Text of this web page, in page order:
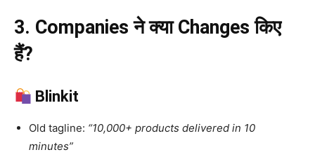
3. Companies ने क्या Changes किए
हैं?
Blinkit
Old tagline: “10,000+ products delivered in 10
minutes”